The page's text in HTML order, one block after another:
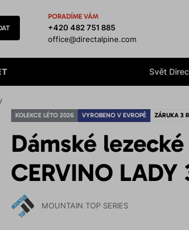
PORADÍME VÁM
+420 482 751 885
office@directalpine.com
Svět
KOLEKCE LÉTO 2026 VYROBENO V EVROPĚ ZÁRUKA 3
Dámské
CERVINO
MOUNTAIN TOP SERIES